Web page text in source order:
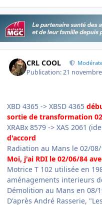
CRL COOL
Publication:21
XBD 4365 -> XBSD 4365
sortie de transformation
XRABx 8579 -> XAS 2061
d'accord
Radiation au Mans le 02/
Moi, j'ai RDI le 02/06/84
Motrice T 102 utilisée en
aménagements interieurs
Démolition au Mans en 08/
D'après André Rasserie,